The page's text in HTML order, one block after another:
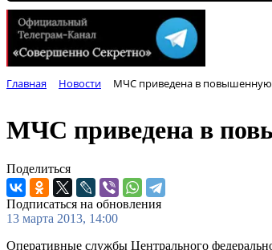
Главная Новости МЧС приведена в повышенную
МЧС приведена в
Поделиться
Подписаться на обновления
13 марта 2013, 14:00
Оперативные службы Центрального